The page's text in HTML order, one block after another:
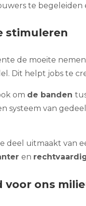
te begeleiden
stimuleren
de moeite
Dit helpt jobs te
om de banden
systeem van
deel uitmaakt van
en
voor ons